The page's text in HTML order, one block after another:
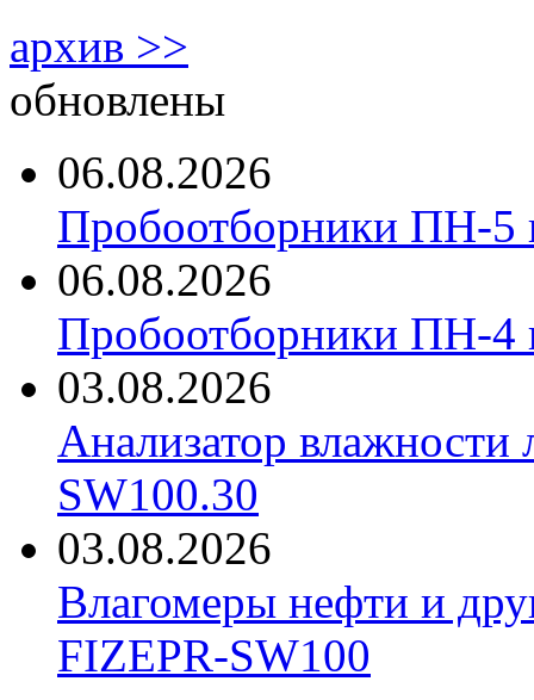
архив >>
обновлены
06.08.2026
Пробоотборники ПН-
06.08.2026
Пробоотборники ПН-
03.08.2026
Анализатор
SW100.30
03.08.2026
Влагомеры нефти и
FIZEPR-SW100